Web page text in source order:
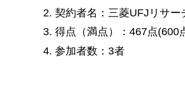
契約者名：三菱UFJリサ
得点（満点）：467点(600
参加者数：3者